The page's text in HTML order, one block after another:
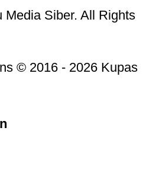
Media Siber. All Rights
© 2016 - 2026 Kupas